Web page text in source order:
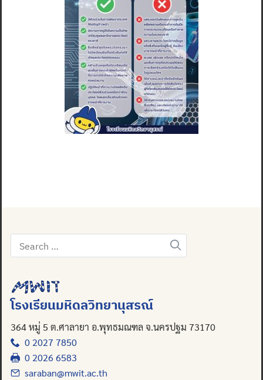
Search
for:
โรงเรียนมหิดลวิทยานุสรณ์
364 หมู่ 5 ต.ศาลายา อ.พุทธมณฑล จ.นครปฐม 73170
0 2027 7850
0 2026 6583
saraban@mwit.ac.th